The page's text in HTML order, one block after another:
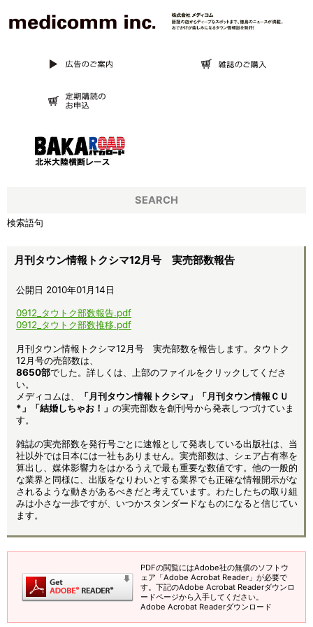
月刊タウン情報トクシマ12月号 実売部数報告
公開日 2010年01月14日
0912_タウトク部数報告.pdf
0912_タウトク部数推移.pdf
月刊タウン情報トクシマ12月号 実売部数を報告します。タウトク
12月号の売部数は、
8650部でした。詳しくは、上部のファイルをクリックしてくださ
い。
メディコムは、
「月刊タウン情報トクシマ」「月刊タウン情報ＣＵ
*」「結婚しちゃお！」 の実売部数を創刊号から発表しつづけていま
す。
雑誌の実売部数を発行号ごとに速報として発表している出版社は、当
社以外では日本には一社もありません。実売部数は、シェア占有率を
算出し、媒体影響力をはかるうえで最も重要な数値です。他の一般的
な業界と同様に、出版をなりわいとする業界でも正確な情報開示がな
されるような動きがあるべきだと考えています。わたしたちの取り組
みは小さな一歩ですが、いつかスタンダードなものになると信じてい
ます。
PDFの閲覧にはAdobe社の無償のソフトウ
ェア「Adobe Acrobat Reader」が必要で
す。下記のAdobe Acrobat Readerダウンロ
ードページから入手してください。
Adobe Acrobat Readerダウンロード
SEARCH
検索語句